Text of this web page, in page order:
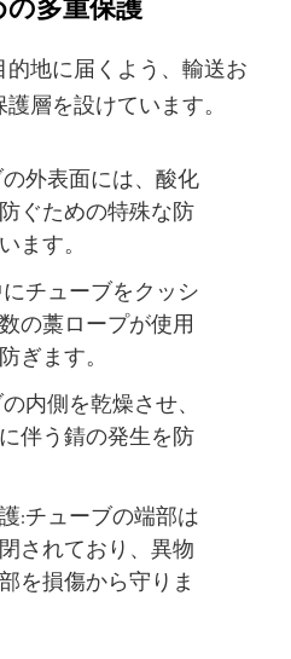
多重保護
地に届くよう、輸送お
層を設けています。
外表面には、酸化
ぐための特殊な防
ます。
チューブをクッシ
の藁ロープが使用
ぎます。
内側を乾燥させ、
伴う錆の発生を防
:チューブの端部は
されており、異物
を損傷から守りま